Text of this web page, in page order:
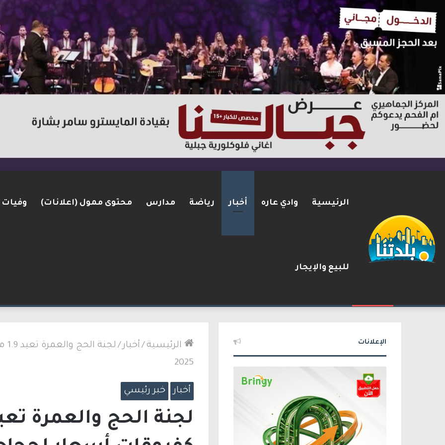
الرئيسية وادي عاره أخبار رياضة مدارس محتوى ممول (اعلانات) وفيات
للبيع والإيجار
الرئيسية / أخبار /
2025
أخبار خبر رئيسي
الإعلانات